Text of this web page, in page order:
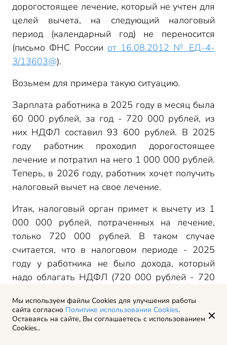
дорогостоящее лечение, который не учтен для
целей вычета, на следующий налоговый
период (календарный год) не переносится
(письмо ФНС России от 16.08.2012 № ЕД-4-
3/13603@).
Возьмем для примера такую ситуацию.
Зарплата работника в 2025 году в месяц была
60 000 рублей, за год - 720 000 рублей, из
них НДФЛ составил 93 600 рублей. В 2025
году работник проходил дорогостоящее
лечение и потратил на него 1 000 000 рублей.
Теперь, в 2026 году, работник хочет получить
налоговый вычет на свое лечение.
Итак, налоговый орган примет к вычету из 1
000 000 рублей, потраченных на лечение,
только 720 000 рублей. В таком случае
считается, что в налоговом периоде - 2025
году у работника не было дохода, который
надо облагать НДФЛ (720 000 рублей - 720
Так что работнику вернут всю сумму налога,
который удерживали с него в прошлом году -
Мы используем файлы Cookies для улучшения работы
сайта согласно Политике использования Cookies.
Оставаясь на сайте, Вы соглашаетесь с использованием
Cookies..